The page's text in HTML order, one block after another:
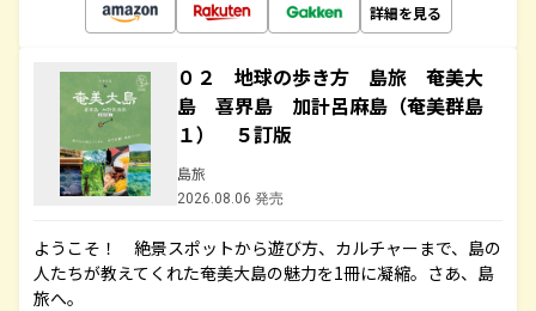
詳細を見る
０２ 地球の歩き方 島旅 奄美大
島 喜界島 加計呂麻島（奄美群島
１） ５訂版
島旅
2026.08.06 発売
ようこそ！ 絶景スポットから遊び方、カルチャーまで、島の
人たちが教えてくれた奄美大島の魅力を1冊に凝縮。さあ、島
旅へ。